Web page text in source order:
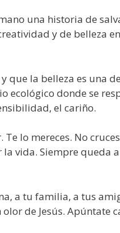
una historia de
y de belleza
que la belleza es una
ecológico donde se
el cariño.
lo mereces. No
vida. Siempre queda
a tu familia, a tus
de Jesús. Apúntate